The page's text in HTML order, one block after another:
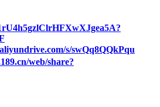
s/swQq8QQkPqu
web/share?